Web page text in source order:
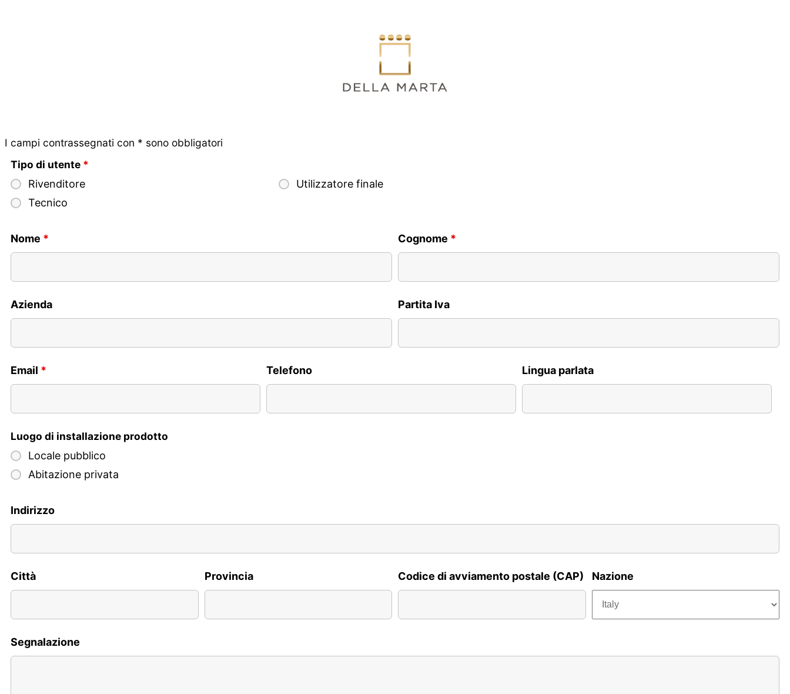
I campi contrassegnati con * sono obbligatori
Tipo di utente *
Rivenditore
Utilizzatore finale
Tecnico
Nome * Cognome *
Azienda Partita Iva
Email * Telefono Lingua parlata
Luogo di installazione prodotto
Locale pubblico
Abitazione privata
Indirizzo
Città Provincia Codice di avviamento postale (CAP) Nazione
Segnalazione